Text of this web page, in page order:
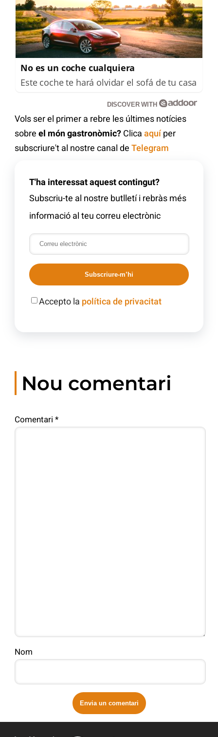
No es un coche cualquiera
Este coche te hará olvidar el sofá de tu casa
DISCOVER WITH
Vols ser el primer a rebre les últimes notícies
sobre el món gastronòmic? Clica aquíper
subscriure't al nostre canal de Telegram
T'ha interessat aquest contingut?
Subscriu-te al nostre butlletí i rebràs més
informació al teu correu electrònic
Subscriure-m’hi
Accepto la política de privacitat
Nou comentari
Comentari *
Nom